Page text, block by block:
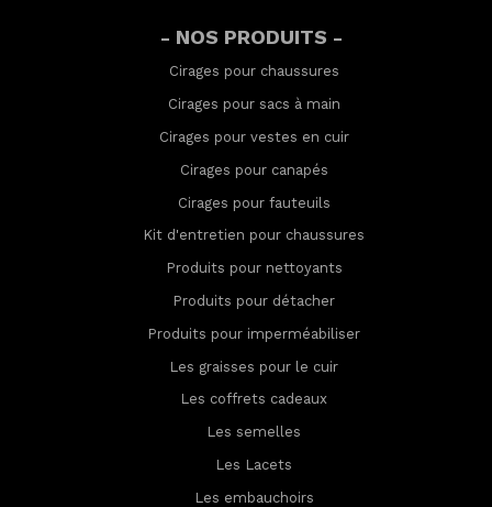
- NOS PRODUITS -
Cirages pour chaussures
Cirages pour sacs à main
Cirages pour vestes en cuir
Cirages pour canapés
Cirages pour fauteuils
Kit d'entretien pour chaussures
Produits pour nettoyants
Produits pour détacher
Produits pour imperméabiliser
Les graisses pour le cuir
Les coffrets cadeaux
Les semelles
Les Lacets
Les embauchoirs